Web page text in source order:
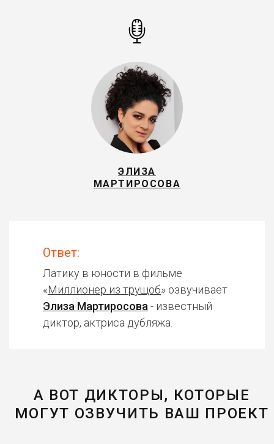
ЭЛИЗА
МАРТИРОСОВА
Ответ:
Латику в юности в фильме
«Миллионер из трущоб» озвучивает
Элиза Мартиросова - известный
диктор, актриса дубляжа.
А ВОТ ДИКТОРЫ, КОТОРЫЕ
МОГУТ ОЗВУЧИТЬ ВАШ ПРОЕКТ